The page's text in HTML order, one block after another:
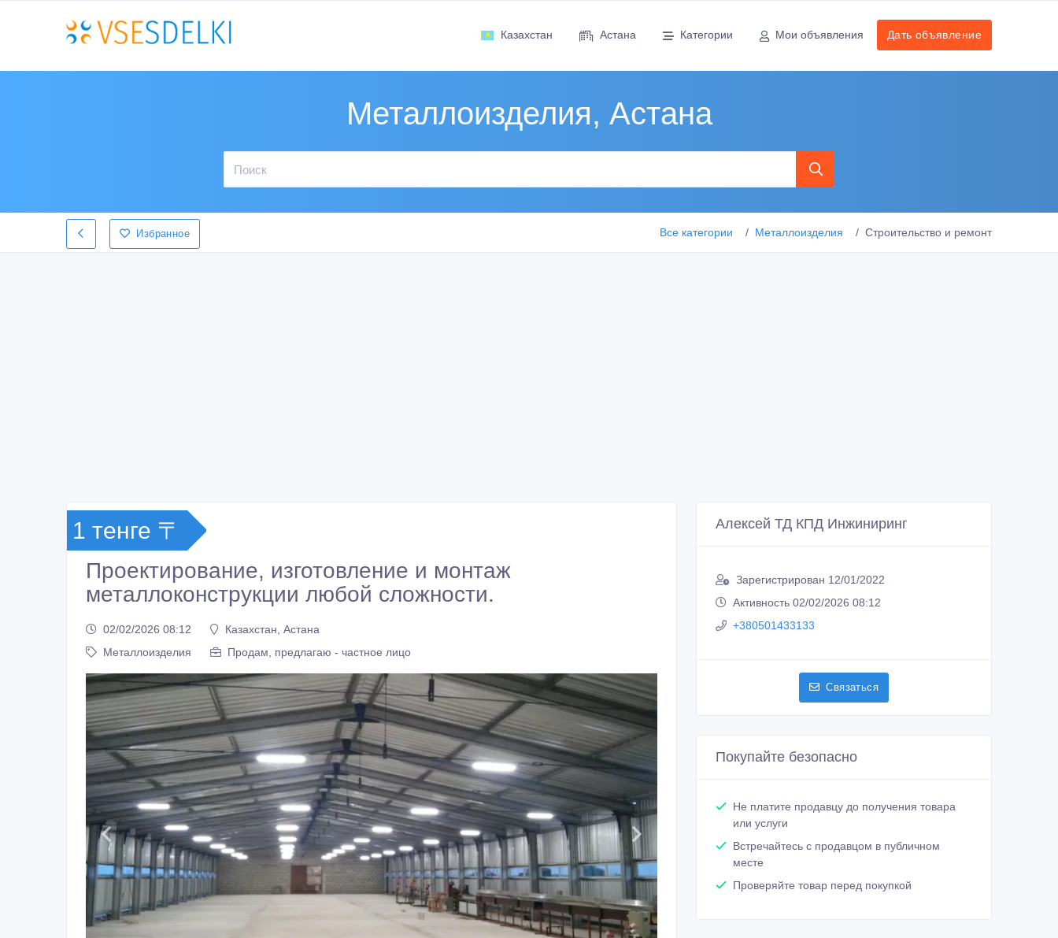
Казахстан Астана Категории Мои объявления Дать объявление
Металлоизделия, Астана
Избранное Все категории Металлоизделия Строительство и ремонт
1 тенге 〒
Проектирование, изготовление и монтаж
металлоконструкции любой сложности.
02/02/2026 08:12
Казахстан, Астана
Металлоизделия
Продам, предлагаю - частное лицо
Алексей ТД КПД Инжиниринг
Зарегистрирован 12/01/2022
Активность 02/02/2026 08:12
+380501433133
Связаться
Покупайте безопасно
Не платите продавцу до получения товара
или услуги
Встречайтесь с продавцом в публичном
месте
Проверяйте товар перед покупкой